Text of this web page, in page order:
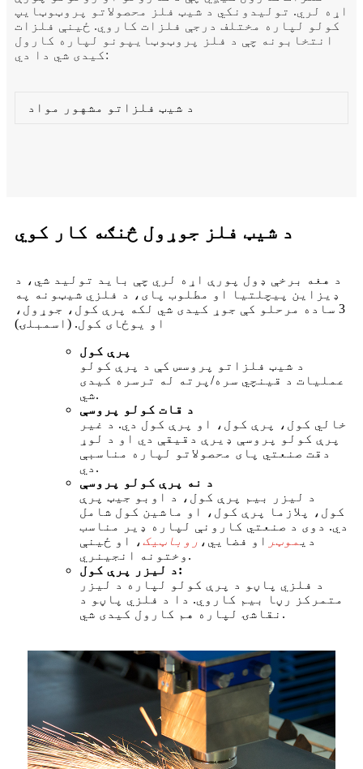
اړه لري. تولیدونکي د شیټ فلز محصولاتو پروټوټایپ
کولو لپاره مختلف درجې فلزات کاروي. ځینې فلزات
انتخابونه چې د فلز پروټوټایپونو لپاره کارول
کیدی شي دا دي:
د شیټ فلزاتو مشهور مواد
د شیټ فلز جوړول څنګه کار کوي
د هغه برخې ډول پورې اړه لري چې باید تولید شي، د
ډیزاین پیچلتیا او مطلوب پای، د فلزي شیټونه په
3 ساده مرحلو کې جوړ کیدی شي لکه پرې کول، جوړول،
او یوځای کول. (اسمبلۍ)
پرې کول
د شیټ فلزاتو پروسس کې د پرې کولو
عملیات د قینچي سره/پرته له ترسره کیدی
شي.
د قات کولو پروسې
خالي کول، پرې کول، او پرې کول دي. د غیر
پرې کولو پروسې ډیرې دقیقې دي او د لوړ
دقت صنعتي پای محصولاتو لپاره مناسبې
دي.
د نه پرې کولو پروسې
د لیزر بیم پرې کول، د اوبو جیټ پرې
کول، پلازما پرې کول، او ماشین کول شامل
دي. دوی د صنعتي کارونې لپاره ډیر مناسب
دي موټر او فضايي، روباټیک ، او ځینې
وختونه انجینري.
د لیزر پرې کول:
د فلزي پاڼو د پرې کولو لپاره د لیزر
متمرکز رڼا بیم کاروي. دا د فلزي پاڼو د
نقاشۍ لپاره هم کارول کیدی شي.